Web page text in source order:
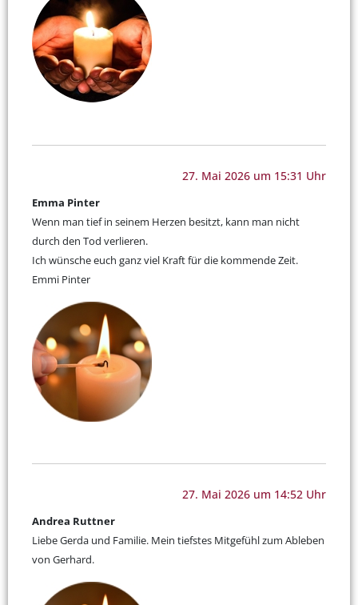
27. Mai 2026 um 15:31 Uhr
Emma Pinter
Wenn man tief in seinem Herzen besitzt, kann man nicht
durch den Tod verlieren.
Ich wünsche euch ganz viel Kraft für die kommende Zeit.
Emmi Pinter
27. Mai 2026 um 14:52 Uhr
Andrea Ruttner
Liebe Gerda und Familie. Mein tiefstes Mitgefühl zum Ableben
von Gerhard.